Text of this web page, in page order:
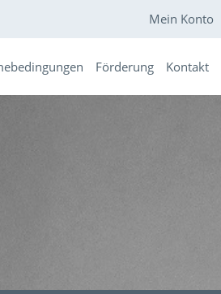
Mein Konto
Förderung Kontakt